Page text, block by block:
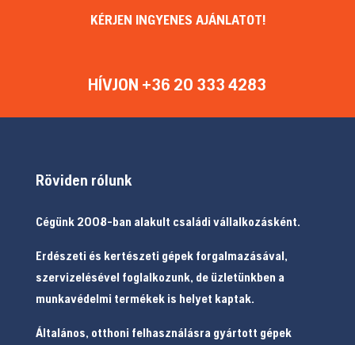
KÉRJEN INGYENES AJÁNLATOT!
HÍVJON +36 20 333 4283
Röviden rólunk
Cégünk 2008-ban alakult családi vállalkozásként.
Erdészeti és kertészeti gépek forgalmazásával,
szervizelésével foglalkozunk, de üzletünkben a
munkavédelmi termékek is helyet kaptak.
Általános, otthoni felhasználásra gyártott gépek